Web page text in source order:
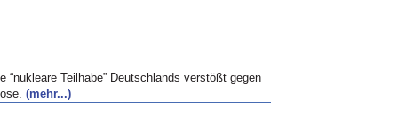
Teilhabe” Deutschlands verstößt gegen
(mehr...)